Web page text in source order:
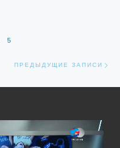
5
ПРЕДЫДУЩИЕ ЗАПИСИ